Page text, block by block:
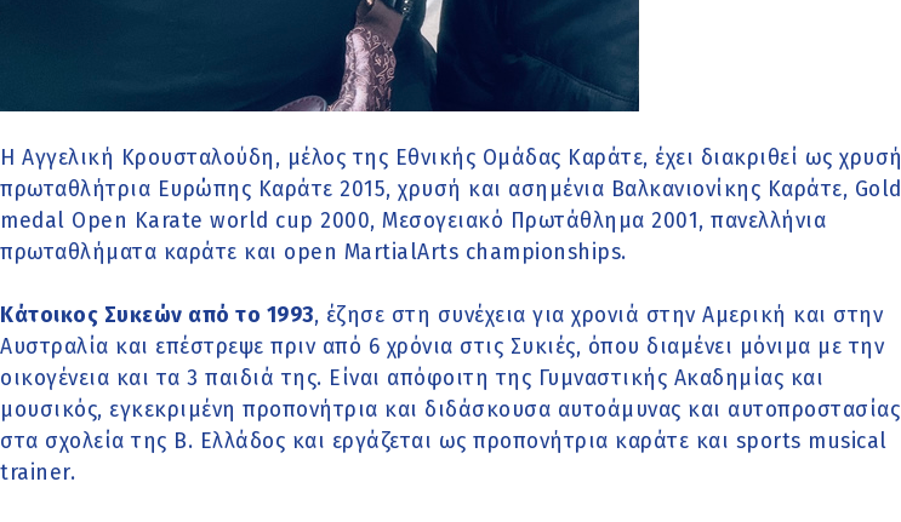
Η Αγγελική Κρουσταλούδη, μέλος της Εθνικής Ομάδας Καράτε, έχει διακριθεί ως χρυσή
πρωταθλήτρια Ευρώπης Καράτε 2015, χρυσή και ασημένια Βαλκανιονίκης Καράτε, Gold
medal Open Karate world cup 2000, Μεσογειακό Πρωτάθλημα 2001, πανελλήνια
πρωταθλήματα καράτε και open MartialArts championships.
Κάτοικος Συκεών από το 1993, έζησε στη συνέχεια για χρονιά στην Αμερική και στην
Αυστραλία και επέστρεψε πριν από 6 χρόνια στις Συκιές, όπου διαμένει μόνιμα με την
οικογένεια και τα 3 παιδιά της. Είναι απόφοιτη της Γυμναστικής Ακαδημίας και
μουσικός, εγκεκριμένη προπονήτρια και διδάσκουσα αυτοάμυνας και αυτοπροστασίας
στα σχολεία της Β. Ελλάδος και εργάζεται ως προπονήτρια καράτε και sports musical
trainer.